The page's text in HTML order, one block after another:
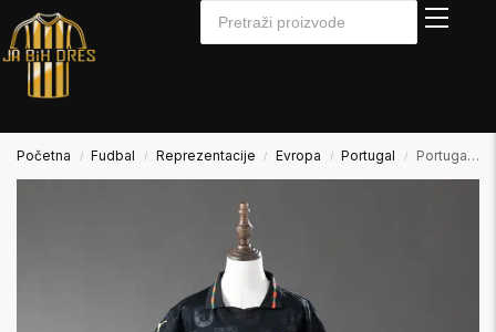
Početna / Fudbal / Reprezentacije / Evropa / Portugal / Portugal 2025/2026 Special Edition Dječiji Set Dres + Šorc